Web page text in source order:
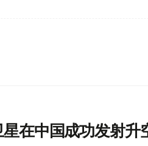
在中国成功发射升